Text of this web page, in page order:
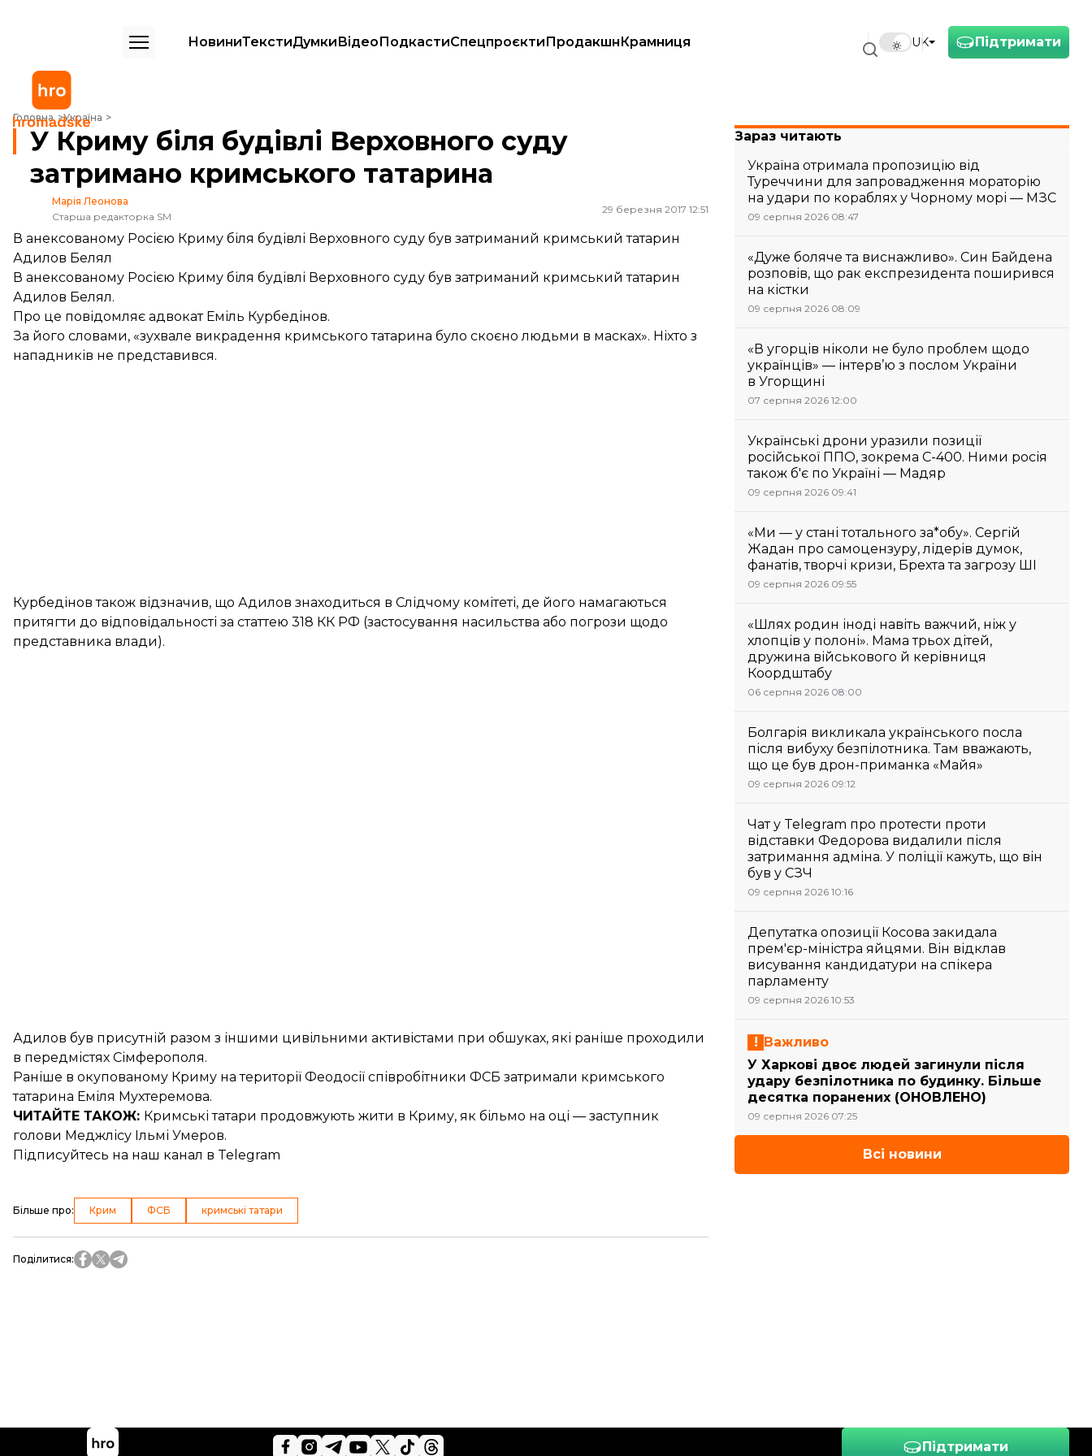
Підтримати
UK
НовиниТекстиДумкиВідеоПодкастиСпецпроєктиПродакшнКрамниця
Головна Україна
У Криму біля будівлі Верховного суду затримано кримського татарина
У Криму біля будівлі Верховного суду
затримано кримського татарина
Марія Леонова
Старша редакторка SM
29 березня 2017 12:51
В анексованому Росією Криму біля будівлі Верховного суду був затриманий кримський татарин
Адилов Белял
В анексованому Росією Криму біля будівлі Верховного суду був затриманий кримський татарин
Адилов Белял.
Про це повідомляє адвокат Еміль Курбедінов.
За його словами, «зухвале викрадення кримського татарина було скоєно людьми в масках». Ніхто з
нападників не представився.
Курбедінов також відзначив, що Адилов знаходиться в Слідчому комітеті, де його намагаються
притягти до відповідальності за статтею 318 КК РФ (застосування насильства або погрози щодо
представника влади).
Адилов був присутній разом з іншими цивільними активістами при обшуках, які раніше проходили
в передмістях Сімферополя.
Раніше в окупованому Криму на території Феодосії співробітники ФСБ затримали кримського
татарина Еміля Мухтеремова.
ЧИТАЙТЕ ТАКОЖ: Кримські татари продовжують жити в Криму, як більмо на оці — заступник
голови Меджлісу Ільмі Умеров.
Підписуйтесь на наш канал в Telegram
Більше про: Крим ФСБ кримські татари
Поділитися:
Зараз читають
Україна отримала пропозицію від
Туреччини для запровадження мораторію
на удари по кораблях у Чорному морі — МЗС
09 серпня 2026 08:47
«Дуже боляче та виснажливо». Син Байдена
розповів, що рак експрезидента поширився
на кістки
09 серпня 2026 08:09
«В угорців ніколи не було проблем щодо
українців» — інтерв’ю з послом України
в Угорщині
07 серпня 2026 12:00
Українські дрони уразили позиції
російської ППО, зокрема С-400. Ними росія
також б'є по Україні — Мадяр
09 серпня 2026 09:41
«Ми — у стані тотального за*обу». Сергій
Жадан про самоцензуру, лідерів думок,
фанатів, творчі кризи, Брехта та загрозу ШІ
09 серпня 2026 09:55
«Шлях родин іноді навіть важчий, ніж у
хлопців у полоні». Мама трьох дітей,
дружина військового й керівниця
Коордштабу
06 серпня 2026 08:00
Болгарія викликала українського посла
після вибуху безпілотника. Там вважають,
що це був дрон-приманка «Майя»
09 серпня 2026 09:12
Чат у Telegram про протести проти
відставки Федорова видалили після
затримання адміна. У поліції кажуть, що він
був у СЗЧ
09 серпня 2026 10:16
Депутатка опозиції Косова закидала
прем'єр-міністра яйцями. Він відклав
висування кандидатури на спікера
парламенту
09 серпня 2026 10:53
Важливо
У Харкові двоє людей загинули після
удару безпілотника по будинку. Більше
десятка поранених (ОНОВЛЕНО)
09 серпня 2026 07:25
Всі новини
Підтримати